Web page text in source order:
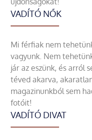
VADÍTÓ NŐK
Mi férfiak nem
vagyunk. Nem
jár az eszünk, és arról
téved akarva,
magazinunkból sem
fotóit!
VADÍTÓ DIVAT